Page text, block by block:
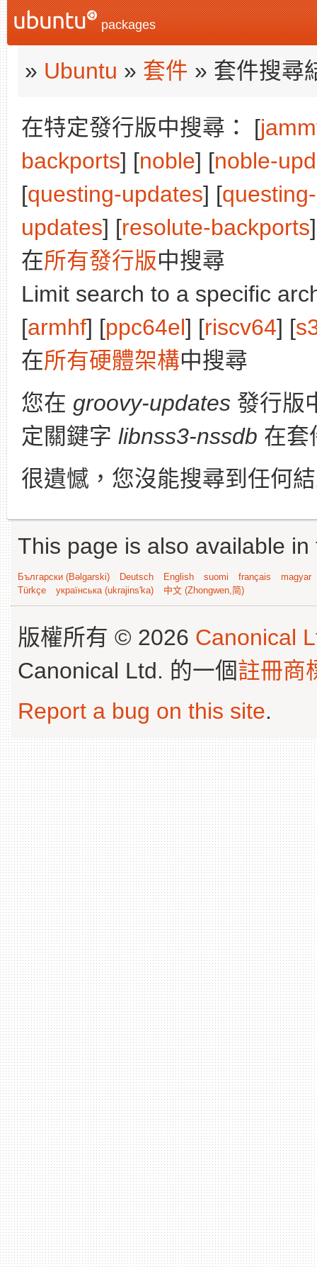
packages
» Ubuntu » 套件 » 套件搜尋
在特定發行版中搜尋： [
backports] [noble] [noble-
[questing-updates] [
updates] [resolute-backports
在所有發行版中搜尋
Limit search to a specific
[armhf] [ppc64el] [riscv64] [
在所有硬體架構中搜尋
您在 groovy-updates 發行版
定關鍵字 libnss3-nssdb 在套
很遺憾，您沒能搜尋到任何
This page is also available
Български (Bəlgarski) Deutsch English suomi français
magyar
Türkçe
українська (ukrajins'ka) 中文 (Zhongwen,简)
版權所有 © 2026 Canonical
Canonical Ltd. 的一個註冊商
Report a bug on this site.